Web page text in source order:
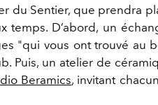
du Sentier, que prendra
temps. D’abord, un
"qui vous ont trouvé au
Puis, un atelier de
Beramics, invitant